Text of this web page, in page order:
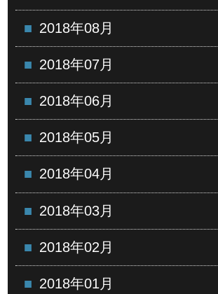
2018年08月
2018年07月
2018年06月
2018年05月
2018年04月
2018年03月
2018年02月
2018年01月